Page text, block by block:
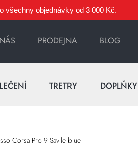
všechny objednávky od 3 000 Kč.
PRODEJNA BLOG
TRETRY DOPLŇKY
Corsa Pro 9 Savile blue